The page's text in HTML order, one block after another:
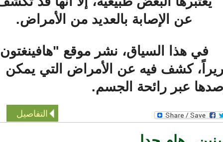
عن الإصابة بالعديد من الأمراض.
في هذا السياق، نشر موقع "هافينغتون
كشف فيه عن الأمراض التي يمكن
عبر رائحة الجسم.
التفاصيل